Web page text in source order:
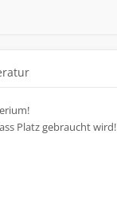
Platz gebraucht wird!